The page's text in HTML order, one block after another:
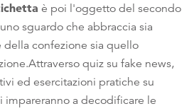
è poi l'oggetto del secondo
sguardo che abbraccia sia
della confezione sia quello
quiz su fake news,
ed esercitazioni pratiche su
a decodificare le